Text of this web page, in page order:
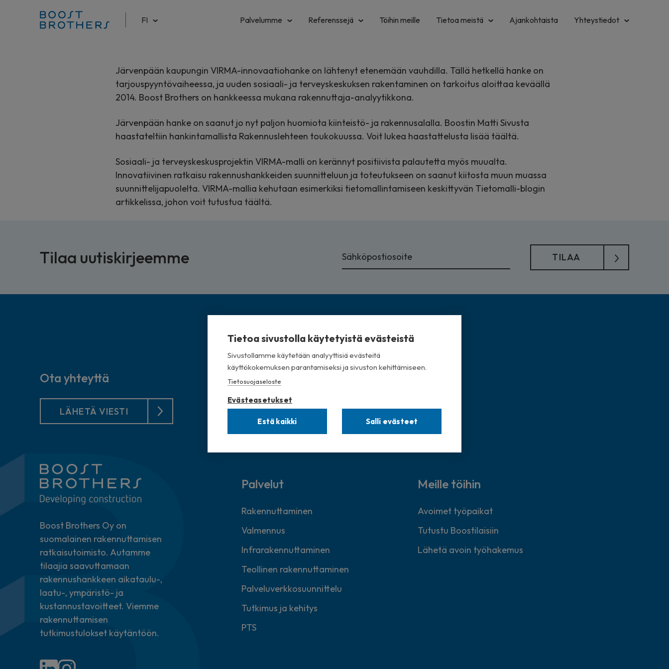
FI Palvelumme Referenssejä Töihin meille Tietoa meistä Ajankohtaista Yhteystiedot
Järvenpään kaupungin VIRMA-innovaatiohanke on lähtenyt etenemään vauhdilla. Tällä hetkellä hanke on
tarjouspyyntövaiheessa, ja uuden sosiaali- ja terveyskeskuksen rakentaminen on tarkoitus aloittaa keväällä
2014. Boost Brothers on hankkeessa mukana rakennuttaja-analyytikkona.
Järvenpään hanke on saanut jo nyt paljon huomiota kiinteistö- ja rakennusalalla. Boostin Matti Sivusta
haastateltiin hankintamallista Rakennuslehteen toukokuussa. Voit lukea haastattelusta lisää täältä.
Sosiaali- ja terveyskeskusprojektin VIRMA-malli on kerännyt positiivista palautetta myös muualta.
Innovatiivinen ratkaisu rakennushankkeiden suunnitteluun ja toteutukseen on saanut kiitosta muun muassa
suunnittelijapuolelta. VIRMA-mallia kehutaan esimerkiksi tietomallintamiseen keskittyvän Tietomalli-blogin
artikkelissa, johon voit tutustua täältä.
Tilaa uutiskirjeemme
Boost Brothers Oy on
suomalainen rakennuttamisen
ratkaisutoimisto. Autamme
tilaajia saavuttamaan
rakennushankkeen aikataulu-,
laatu-, ympäristö- ja
kustannustavoitteet. Viemme
rakennuttamisen
tutkimustulokset käytäntöön.
Palvelut
Rakennuttaminen
Valmennus
Infrarakennuttaminen
Teollinen rakennuttaminen
Palveluverkkosuunnittelu
Tutkimus ja kehitys
PTS
Meille töihin
Avoimet työpaikat
Tutustu Boostilaisiin
Lähetä avoin työhakemus
Ota yhteyttä
LÄHETÄ VIESTI
Tietoa sivustolla käytetyistä evästeistä
Sivustollamme käytetään analyyttisiä evästeitä
käyttökokemuksen parantamiseksi ja sivuston kehittämiseen.
Tietosuojaseloste
Evästeasetukset
Estä kaikki Salli evästeet